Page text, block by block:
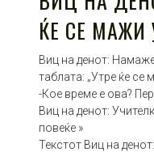
ЌЕ СЕ МАЖИ
Виц на денот:
таблата: „Утре ќе се
-Кое време е ова?
Виц на денот:
повеќе »
Текстот Виц на